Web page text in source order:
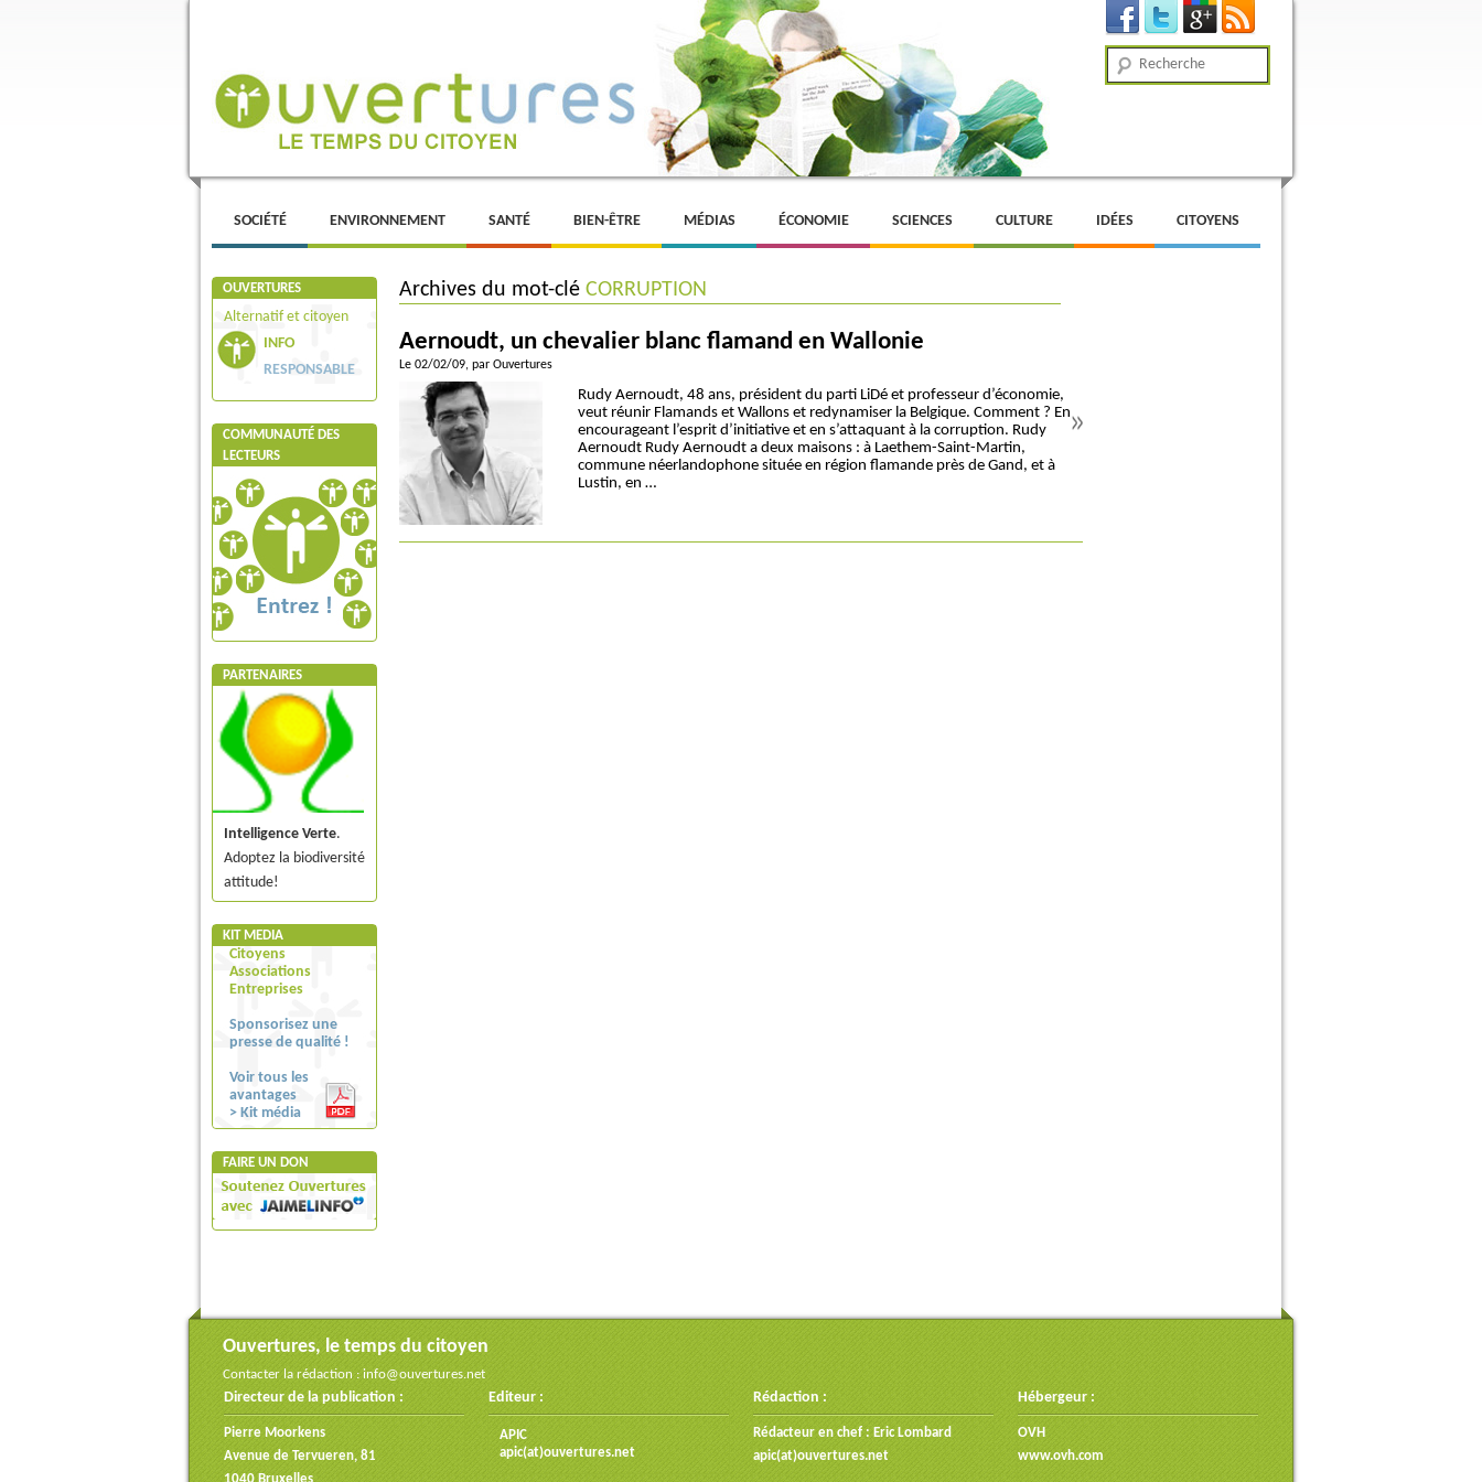
Recherche
Menu principal
ALLER AU CONTENU PRINCIPAL
ALLER AU CONTENU SECONDAIRE
SOCIÉTÉ ENVIRONNEMENT SANTÉ BIEN-ÊTRE MÉDIAS ÉCONOMIE SCIENCES CULTURE IDÉES CITOYENS
OUVERTURES
Alternatif et citoyen
INFO
RESPONSABLE
COMMUNAUTÉ DES
LECTEURS
PARTENAIRES
Intelligence Verte.
Adoptez la biodiversité
attitude!
KIT MEDIA
Citoyens
Associations
Entreprises
Sponsorisez une
presse de qualité !
Voir tous les
avantages
> Kit média
FAIRE UN DON
Archives du mot-clé CORRUPTION
Aernoudt, un chevalier blanc flamand en Wallonie
Le 02/02/09, par Ouvertures
Rudy Aernoudt, 48 ans, président du parti LiDé et professeur d’économie,
veut réunir Flamands et Wallons et redynamiser la Belgique. Comment ? En
encourageant l’esprit d’initiative et en s’attaquant à la corruption. Rudy
Aernoudt Rudy Aernoudt a deux maisons : à Laethem-Saint-Martin,
commune néerlandophone située en région flamande près de Gand, et à
Lustin, en …
Ouvertures, le temps du citoyen
Contacter la rédaction : info@ouvertures.net
Directeur de la publication :
Pierre Moorkens
Avenue de Tervueren, 81
Editeur :
APIC
apic(at)ouvertures.net
Rédaction :
Rédacteur en chef : Eric Lombard
apic(at)ouvertures.net
Hébergeur :
OVH
www.ovh.com